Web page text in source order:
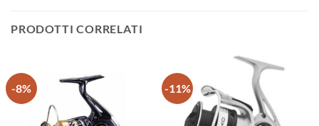
PRODOTTI CORRELATI
-8% -11%